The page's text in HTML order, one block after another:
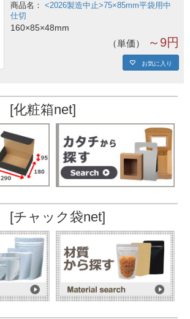
<2026製造中止>75×85mm平袋用中
仕切
160×85×48mm
単価 ～9円
お気に入り
粧箱net]
ャック袋net]